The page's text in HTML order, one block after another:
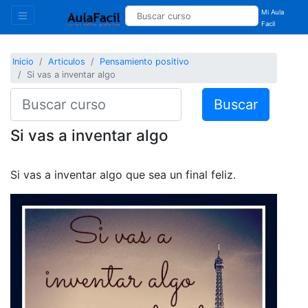
Mi Aula
Facil
Inicio Articulos
Pensamiento positivo
Si vas a inventar algo
Buscar
Si vas a inventar algo
Si vas a inventar algo que sea un final feliz.